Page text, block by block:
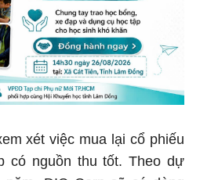
xét việc mua lại cổ phiếu
có nguồn thu tốt. Theo dự